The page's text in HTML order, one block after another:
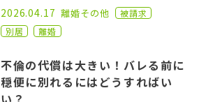
2021.01.25
2026.04.17 離婚その他
被請求
別居
離婚
不倫の代償は大きい！バレる前に
穏便に別れるにはどうすればい
い？